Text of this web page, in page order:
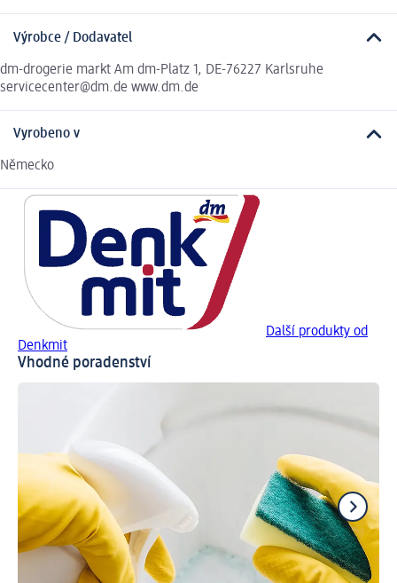
Výrobce / Dodavatel
dm-drogerie markt Am dm-Platz 1, DE-76227 Karlsruhe
servicecenter@dm.de www.dm.de
Vyrobeno v
Německo
Další produkty od
Denkmit
Vhodné poradenství